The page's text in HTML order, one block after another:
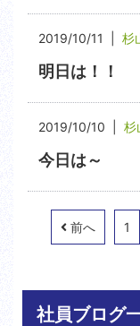
2019/10/11 | 杉
明日は！！
2019/10/10 |
今日は～
前へ 1
社員ブログ